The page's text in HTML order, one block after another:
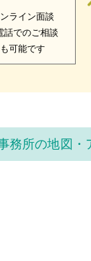
ライン面談
話でのご相談
も可能です
務所の地図・